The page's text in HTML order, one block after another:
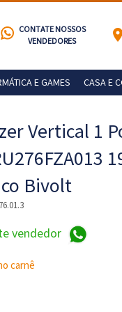
CONTATE NOSSOS
VENDEDORES
location_on
E GAMES CASA E
Vertical 1
Bivolt
vendedor
carnê